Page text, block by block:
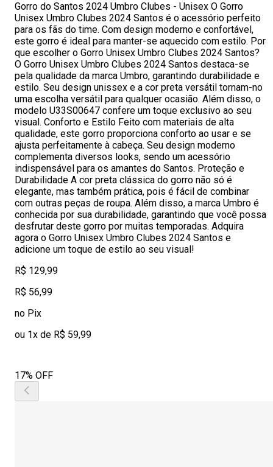
Gorro do Santos 2024 Umbro Clubes - Unisex O Gorro
Unisex Umbro Clubes 2024 Santos é o acessório perfeito
para os fãs do time. Com design moderno e confortável,
este gorro é ideal para manter-se aquecido com estilo. Por
que escolher o Gorro Unisex Umbro Clubes 2024 Santos?
O Gorro Unisex Umbro Clubes 2024 Santos destaca-se
pela qualidade da marca Umbro, garantindo durabilidade e
estilo. Seu design unissex e a cor preta versátil tornam-no
uma escolha versátil para qualquer ocasião. Além disso, o
modelo U33S00647 confere um toque exclusivo ao seu
visual. Conforto e Estilo Feito com materiais de alta
qualidade, este gorro proporciona conforto ao usar e se
ajusta perfeitamente à cabeça. Seu design moderno
complementa diversos looks, sendo um acessório
indispensável para os amantes do Santos. Proteção e
Durabilidade A cor preta clássica do gorro não só é
elegante, mas também prática, pois é fácil de combinar
com outras peças de roupa. Além disso, a marca Umbro é
conhecida por sua durabilidade, garantindo que você possa
desfrutar deste gorro por muitas temporadas. Adquira
agora o Gorro Unisex Umbro Clubes 2024 Santos e
adicione um toque de estilo ao seu visual!
R$ 129,99
R$ 56,99
no Pix
ou 1x de R$ 59,99
17% OFF